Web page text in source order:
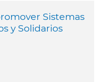
Sistemas
y Solidarios